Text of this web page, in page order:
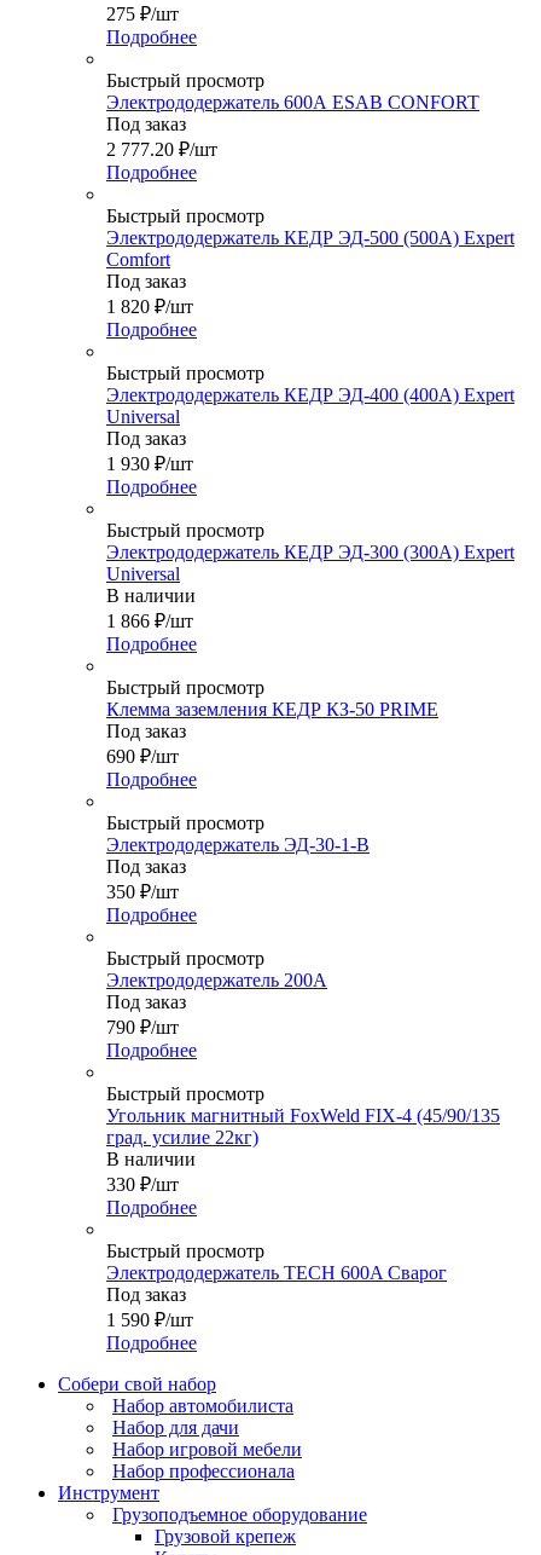
275 ₽/шт
Подробнее
Быстрый просмотр
Электрододержатель 600А ESAB CONFORT
Под заказ
2 777.20 ₽/шт
Подробнее
Быстрый просмотр
Электрододержатель КЕДР ЭД-500 (500А) Expert
Comfort
Под заказ
1 820 ₽/шт
Подробнее
Быстрый просмотр
Электрододержатель КЕДР ЭД-400 (400А) Expert
Universal
Под заказ
1 930 ₽/шт
Подробнее
Быстрый просмотр
Электрододержатель КЕДР ЭД-300 (300А) Expert
Universal
В наличии
1 866 ₽/шт
Подробнее
Быстрый просмотр
Клемма заземления КЕДР КЗ-50 PRIME
Под заказ
690 ₽/шт
Подробнее
Быстрый просмотр
Электрододержатель ЭД-30-1-В
Под заказ
350 ₽/шт
Подробнее
Быстрый просмотр
Электрододержатель 200A
Под заказ
790 ₽/шт
Подробнее
Быстрый просмотр
Угольник магнитный FoxWeld FIX-4 (45/90/135
град. усилие 22кг)
В наличии
330 ₽/шт
Подробнее
Быстрый просмотр
Электрододержатель TECH 600A Сварог
Под заказ
1 590 ₽/шт
Подробнее
Собери свой набор
Набор автомобилиста
Набор для дачи
Набор игровой мебели
Набор профессионала
Инструмент
Грузоподъемное оборудование
Грузовой крепеж